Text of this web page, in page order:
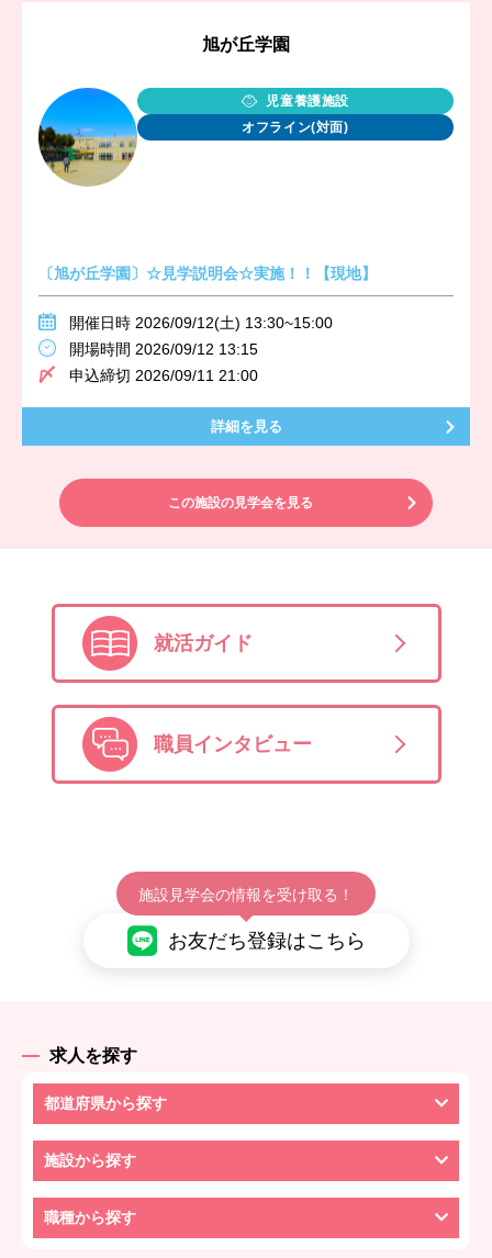
旭が丘学園
児童養護施設
オフライン(対面)
〔旭が丘学園〕☆見学説明会☆実施！！【現地】
開催日時 2026/09/12(土) 13:30~15:00
開場時間 2026/09/12 13:15
申込締切 2026/09/11 21:00
詳細を見る
この施設の見学会を見る
就活ガイド
職員インタビュー
施設見学会の情報を受け取る！
お友だち登録はこちら
求人を探す
都道府県から探す
施設から探す
職種から探す